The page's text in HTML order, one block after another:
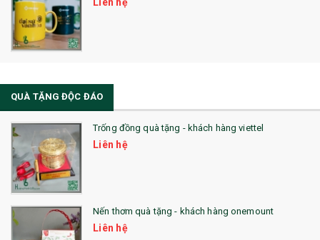
QUÀ TẶNG ĐỘC ĐÁO
Trống đồng quà tặng - khách hàng viettel
Liên hệ
Nến thơm quà tặng - khách hàng onemount
Liên hệ